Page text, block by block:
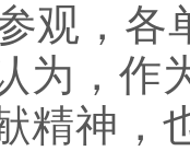
观，各
为，作
精神，